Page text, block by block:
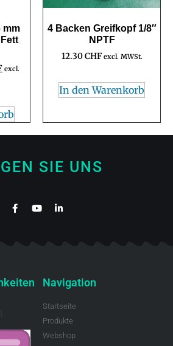
mm
excl.
4 Backen Greifkopf 1/8″
NPTF
12.30CHF excl. MWSt.
In den Warenkorb
SIE UNS
Navigation
Startseite
Produkte
Webshop